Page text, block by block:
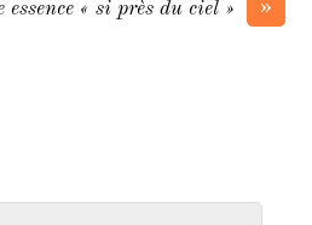
»
« si près du ciel »